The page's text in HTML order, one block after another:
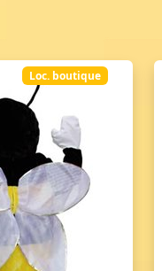
Loc. boutique